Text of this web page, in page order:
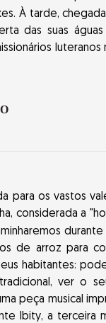
À tarde,
das suas
para os vastos
considerada a
de arroz para
habitantes:
tradicional, ver o
peça musical
Ibity, a terceira